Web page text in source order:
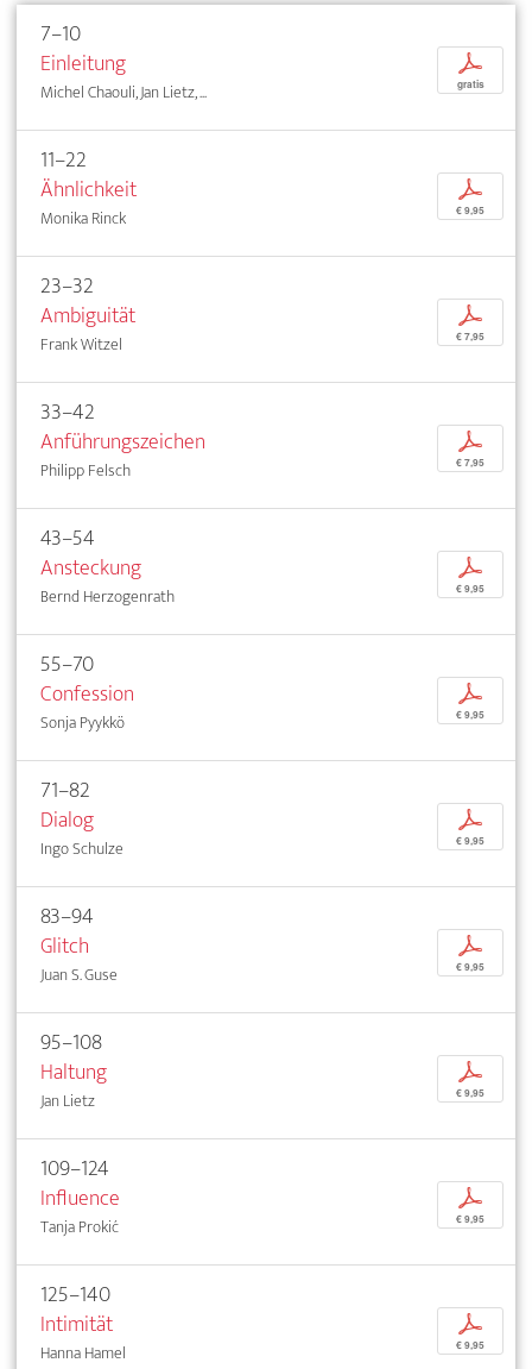
7–10
Einleitung
Michel Chaouli, Jan Lietz, ...
p
gratis
11–22
Ähnlichkeit
Monika Rinck
p
€ 9,95
23–32
Ambiguität
Frank Witzel
p
€ 7,95
33–42
Anführungszeichen
Philipp Felsch
p
€ 7,95
43–54
Ansteckung
Bernd Herzogenrath
p
€ 9,95
55–70
Confession
Sonja Pyykkö
p
€ 9,95
71–82
Dialog
Ingo Schulze
p
€ 9,95
83–94
Glitch
Juan S. Guse
p
€ 9,95
95–108
Haltung
Jan Lietz
p
€ 9,95
109–124
Influence
Tanja Prokić
p
€ 9,95
125–140
Intimität
Hanna Hamel
p
€ 9,95